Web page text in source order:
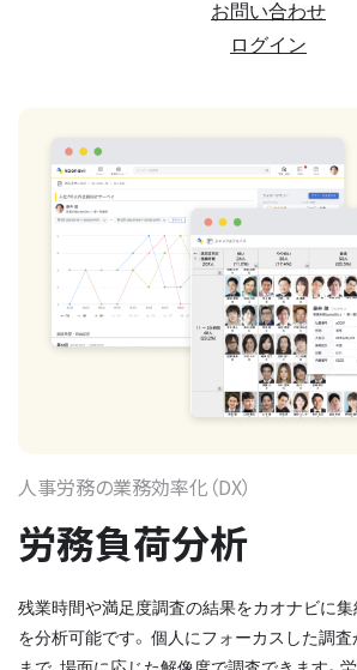
お問い合わせ
ログイン
人事労務の業務効率化（DX）
労務負荷分析
残業時間や満足度調査の結果をカオナビに集
を分析可能です。 個人にフォーカスした調査